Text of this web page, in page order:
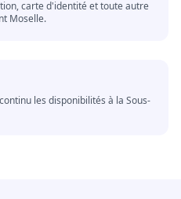
carte d'identité et toute autre
Moselle.
les disponibilités à la Sous-